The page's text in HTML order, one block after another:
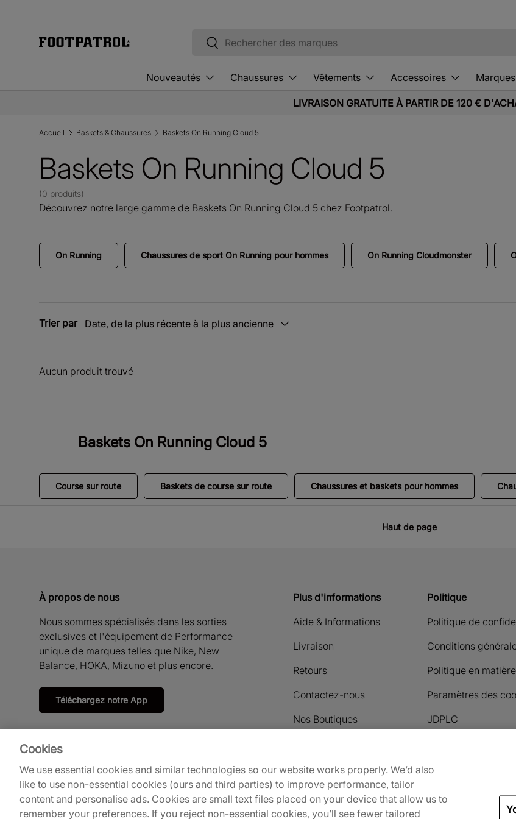
Recherche
Rechercher
Nouveautés Chaussures Vêtements Accessoires Marques
LIVRAISON GRATUITE À PARTIR DE 120 €
Accueil Baskets & Chaussures Baskets On Running Cloud 5
Baskets On Running Cloud 5
(0 produits)
Découvrez notre large gamme de Baskets On Running Cloud 5 chez Footpatrol.
On Running Chaussures de sport On Running pour hommes On Running Cloudmonster
Trier par Date, de la plus récente à la plus ancienne
Aucun produit trouvé
Baskets On Running Cloud 5
Course sur route Baskets de course sur route Chaussures et baskets pour hommes
Haut de page
À propos de nous
Nous sommes spécialisés dans les sorties
exclusives et l'équipement de Performance
unique de marques telles que Nike, New
Balance, HOKA, Mizuno et plus encore.
Téléchargez notre App
Plus d'informations
Aide & Informations
Livraison
Retours
Contactez-nous
Nos Boutiques
Politique
Politique de
Conditions
Politique en
Paramètres des
JDPLC
Cookies
We use essential cookies and similar technologies so our website works properly. We’d also
like to use non-essential cookies (ours and third parties) to improve performance, tailor
content and personalise ads. Cookies are small text files placed on your device that allow us to
remember your preferences. If you reject non-essential cookies, you’ll see fewer tailored